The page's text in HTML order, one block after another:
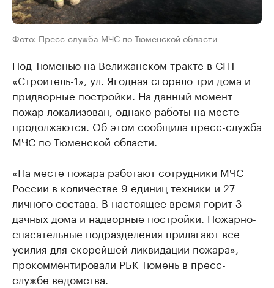
Фото: Пресс-служба МЧС по Тюменской области
Под Тюменью на Велижанском тракте в СНТ
«Строитель-1», ул. Ягодная сгорело три дома и
придворные постройки. На данный момент
пожар локализован, однако работы на месте
продолжаются. Об этом сообщила пресс-служба
МЧС по Тюменской области.
«На месте пожара работают сотрудники МЧС
России в количестве 9 единиц техники и 27
личного состава. В настоящее время горит 3
дачных дома и надворные постройки. Пожарно-
спасательные подразделения прилагают все
усилия для скорейшей ликвидации пожара», —
прокомментировали РБК Тюмень в пресс-
службе ведомства.